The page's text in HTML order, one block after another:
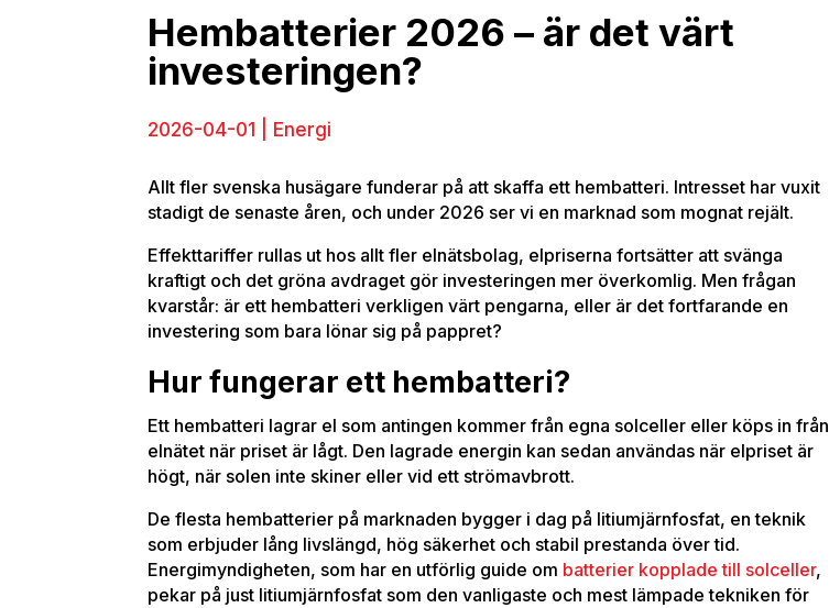
Hembatterier 2026 – är det värt
investeringen?
2026-04-01 | Energi
Allt fler svenska husägare funderar på att skaffa ett hembatteri. Intresset har vuxit
stadigt de senaste åren, och under 2026 ser vi en marknad som mognat rejält.
Effekttariffer rullas ut hos allt fler elnätsbolag, elpriserna fortsätter att svänga
kraftigt och det gröna avdraget gör investeringen mer överkomlig. Men frågan
kvarstår: är ett hembatteri verkligen värt pengarna, eller är det fortfarande en
investering som bara lönar sig på pappret?
Hur fungerar ett hembatteri?
Ett hembatteri lagrar el som antingen kommer från egna solceller eller köps in från
elnätet när priset är lågt. Den lagrade energin kan sedan användas när elpriset är
högt, när solen inte skiner eller vid ett strömavbrott.
De flesta hembatterier på marknaden bygger i dag på litiumjärnfosfat, en teknik
som erbjuder lång livslängd, hög säkerhet och stabil prestanda över tid.
Energimyndigheten, som har en utförlig guide om batterier kopplade till solceller,
pekar på just litiumjärnfosfat som den vanligaste och mest lämpade tekniken för